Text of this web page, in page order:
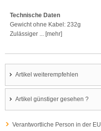
Technische Daten
Gewicht ohne Kabel: 232g
Zulässiger ... [mehr]
Artikel weiterempfehlen
Artikel günstiger gesehen ?
Verantwortliche Person in der EU